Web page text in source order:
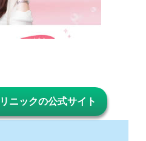
ニックの公式サイト